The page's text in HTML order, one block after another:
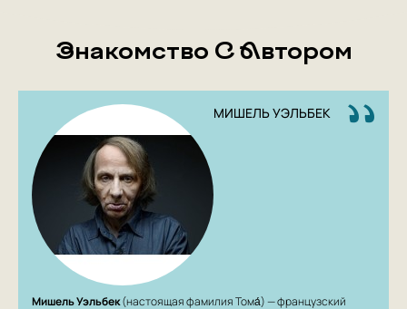
поиском временных подруг, неожиданно
обнаруживает, что его мир рушится, как карточный
домик.
Знакомство С Автором
МИШЕЛЬ УЭЛЬБЕК
Мишель Уэльбек(настоящая фамилия Тома́) — французский